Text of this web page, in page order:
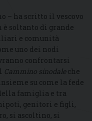
– ha scritto il vescovo
soltanto di grande
e comunità
uno dei nodi
confrontarsi
Cammino sinodaleche
su come la fede
famiglia e tra
genitori e figli,
si ascoltino, si